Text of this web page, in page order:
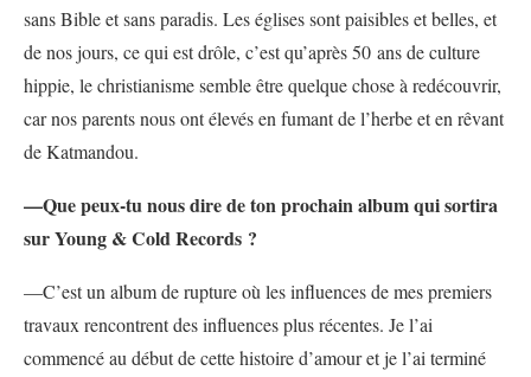
sans Bible et sans paradis. Les églises sont paisibles et belles, et
de nos jours, ce qui est drôle, c’est qu’après 50 ans de culture
hippie, le christianisme semble être quelque chose à redécouvrir,
car nos parents nous ont élevés en fumant de l’herbe et en rêvant
de Katmandou.
—Que peux-tu nous dire de ton prochain album qui sortira
sur Young & Cold Records ?
—C’est un album de rupture où les influences de mes premiers
travaux rencontrent des influences plus récentes. Je l’ai
commencé au début de cette histoire d’amour et je l’ai terminé